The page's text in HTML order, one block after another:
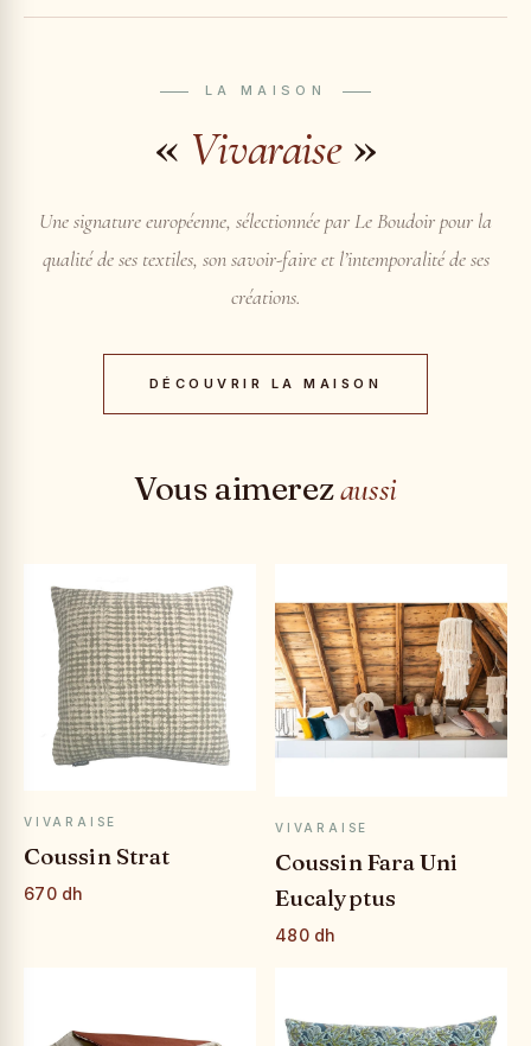
LA MAISON
« Vivaraise»
Une signature européenne, sélectionnée par Le Boudoir pour la
qualité de ses textiles, son savoir-faire et l’intemporalité de ses
créations.
DÉCOUVRIR LA MAISON
Vous aimerezaussi
APERÇU RAPIDE
VIVARAISE
Coussin Strat
670 dh
APERÇU RAPIDE
VIVARAISE
Coussin Fara Uni
Eucalyptus
480 dh